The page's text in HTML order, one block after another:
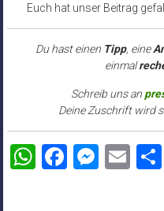
Euch hat unser Beitrag
Du hast einen Tipp, eine
einmal
Schreib uns an
Deine Zuschrift wird
WhatsApp
Facebook